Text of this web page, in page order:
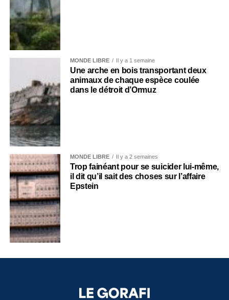
MONDE LIBRE Il y a 1 semaine
Une arche en bois transportant deux
animaux de chaque espèce coulée
dans le détroit d’Ormuz
MONDE LIBRE Il y a 2 semaines
Trop fainéant pour se suicider lui-même,
il dit qu’il sait des choses sur l’affaire
Epstein